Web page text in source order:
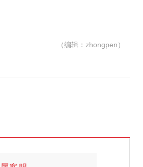
（编辑：zhongpen）